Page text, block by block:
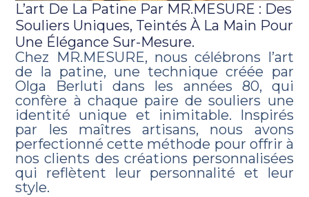
L’art De La Patine Par MR.MESURE : Des
Souliers Uniques, Teintés À La Main Pour
Une Élégance Sur-Mesure.
Chez MR.MESURE, nous célébrons l’art
de la patine, une technique créée par
Olga Berluti dans les années 80, qui
confère à chaque paire de souliers une
identité unique et inimitable. Inspirés
par les maîtres artisans, nous avons
perfectionné cette méthode pour offrir à
nos clients des créations personnalisées
qui reflètent leur personnalité et leur
style.